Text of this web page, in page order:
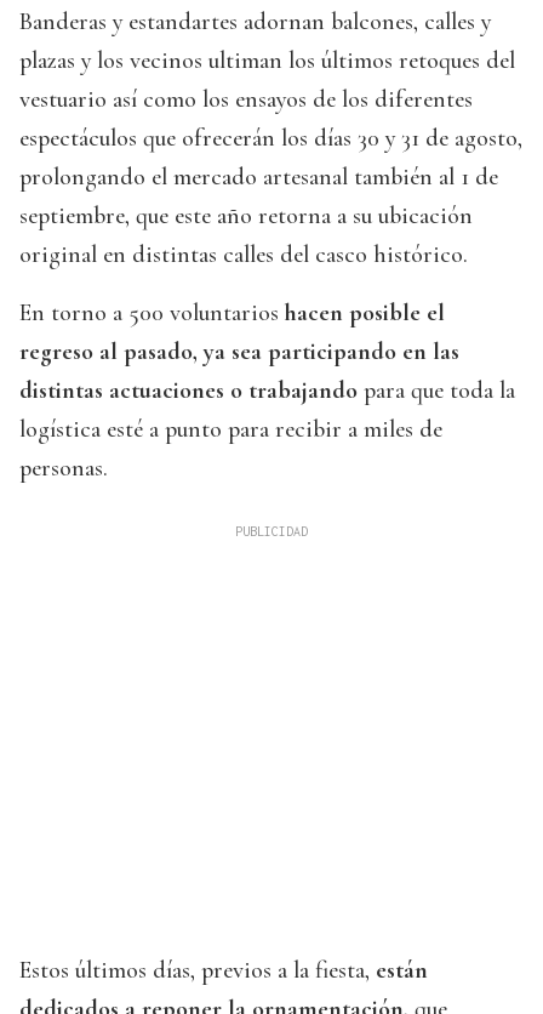
Banderas y estandartes adornan balcones, calles y
plazas y los vecinos ultiman los últimos retoques del
vestuario así como los ensayos de los diferentes
espectáculos que ofrecerán los días 30 y 31 de agosto,
prolongando el mercado artesanal también al 1 de
septiembre, que este año retorna a su ubicación
original en distintas calles del casco histórico.
En torno a 500 voluntarios hacen posible el
regreso al pasado, ya sea participando en las
distintas actuaciones o trabajando para que toda la
logística esté a punto para recibir a miles de
personas.
Estos últimos días, previos a la fiesta, están